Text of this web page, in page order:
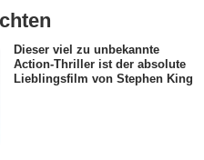
Dieser viel zu unbekannte
Action-Thriller ist der absolute
Lieblingsfilm von Stephen King